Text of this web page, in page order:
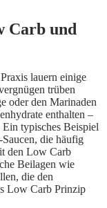
Carb und
lauern einige
trüben
oder den Marinaden
enthalten –
typisches Beispiel
die häufig
den Low Carb
Beilagen wie
die den
Low Carb Prinzip